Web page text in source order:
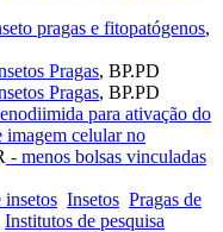
pragas e fitopatógenos,
Pragas, BP.PD
Pragas, BP.PD
para ativação do
imagem celular no
- menos bolsas vinculadas
Insetos Pragas de
Institutos de pesquisa